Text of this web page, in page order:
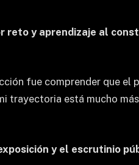
reto y aprendizaje al
fue comprender que el
trayectoria está mucho
y el escrutinio